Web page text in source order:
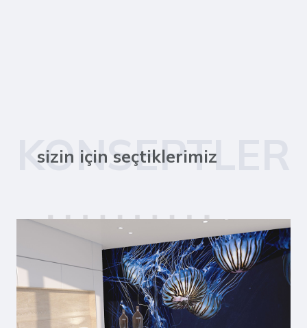
KONSEPTLER
sizin için seçtiklerimiz